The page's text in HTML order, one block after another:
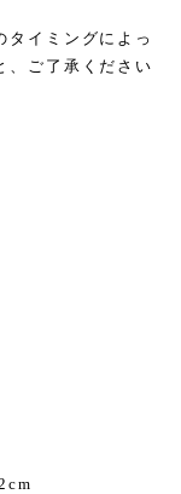
イミングによっ
、ご了承ください